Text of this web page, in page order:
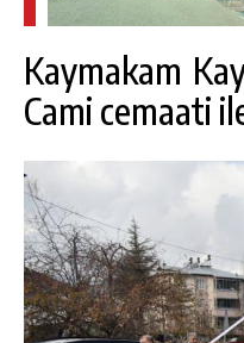
Kaymakam
Cami cemaati